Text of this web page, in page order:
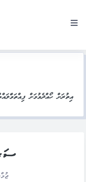
އިތުރަށް ހޯއްދެވުމަށް